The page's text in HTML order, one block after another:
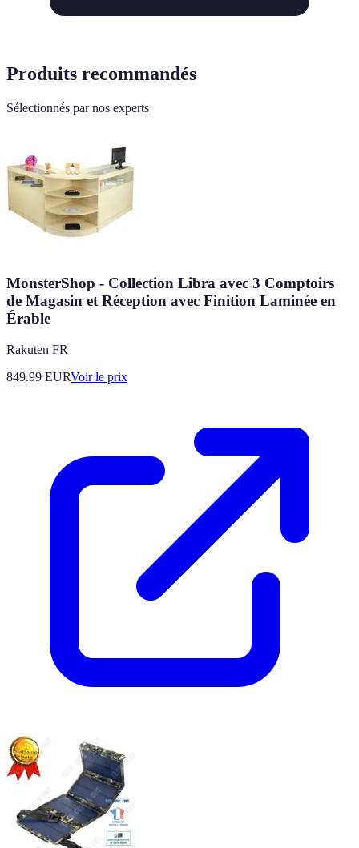
Produits recommandés
Sélectionnés par nos experts
MonsterShop - Collection Libra avec 3 Comptoirs
de Magasin et Réception avec Finition Laminée en
Érable
Rakuten FR
849.99 EURVoir le prix